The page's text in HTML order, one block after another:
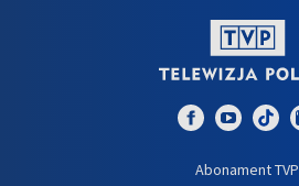
Abonament TVP